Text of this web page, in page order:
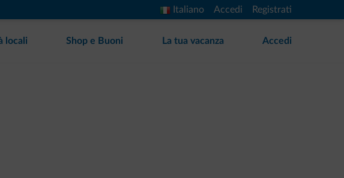
Italiano Accedi Registrati
locali Shop e Buoni La tua vacanza Accedi